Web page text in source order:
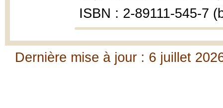
ISBN : 2-89111-545-7
Dernière mise à jour : 6 juillet